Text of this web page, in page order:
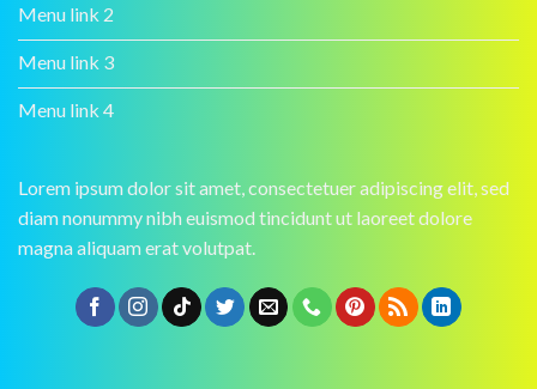
Menu link 2
Menu link 3
Menu link 4
Lorem ipsum dolor sit amet, consectetuer adipiscing elit, sed
diam nonummy nibh euismod tincidunt ut laoreet dolore
magna aliquam erat volutpat.